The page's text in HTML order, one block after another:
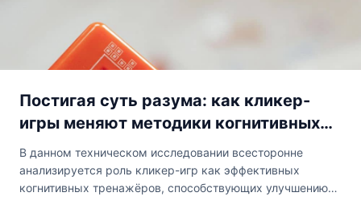
Постигая суть разума: как кликер-
игры меняют методики когнитивных
тренировок
В данном техническом исследовании всесторонне
анализируется роль кликер-игр как эффективных
когнитивных тренажёров, способствующих улучшению